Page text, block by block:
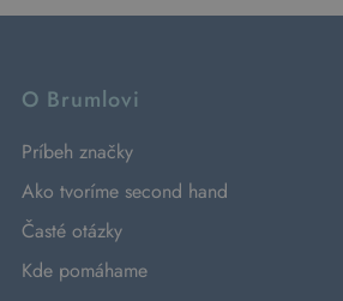
O Brumlovi
Príbeh značky
Ako tvoríme second hand
Časté otázky
Kde pomáhame